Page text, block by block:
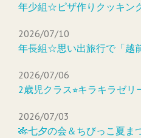
年少組☆ピザ作りクッキン
2026/07/10
年長組☆思い出旅行で「越
2026/07/06
2歳児クラス⭐︎キラキラゼ
2026/07/03
🎋七夕の会＆ちびっこ夏ま